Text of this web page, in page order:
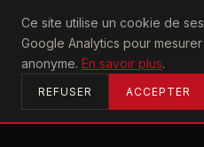
Ce site utilise un cookie de
Google Analytics pour
anonyme. En savoir plus.
REFUSER ACCEPTER
U2achtung
ACCUEIL